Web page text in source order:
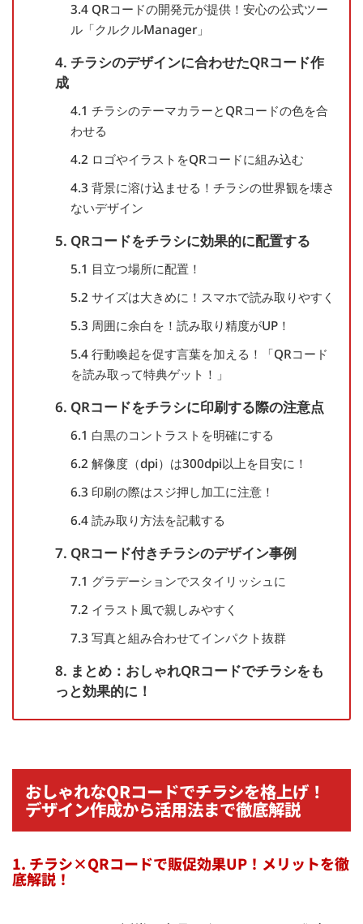
3.4 QRコードの開発元が提供！安心の公式ツー
ル「クルクルManager」
4. チラシのデザインに合わせたQRコード作
成
4.1 チラシのテーマカラーとQRコードの色を合
わせる
4.2 ロゴやイラストをQRコードに組み込む
4.3 背景に溶け込ませる！チラシの世界観を壊さ
ないデザイン
5. QRコードをチラシに効果的に配置する
5.1 目立つ場所に配置！
5.2 サイズは大きめに！スマホで読み取りやすく
5.3 周囲に余白を！読み取り精度がUP！
5.4 行動喚起を促す言葉を加える！「QRコード
を読み取って特典ゲット！」
6. QRコードをチラシに印刷する際の注意点
6.1 白黒のコントラストを明確にする
6.2 解像度（dpi）は300dpi以上を目安に！
6.3 印刷の際はスジ押し加工に注意！
6.4 読み取り方法を記載する
7. QRコード付きチラシのデザイン事例
7.1 グラデーションでスタイリッシュに
7.2 イラスト風で親しみやすく
7.3 写真と組み合わせてインパクト抜群
8. まとめ：おしゃれQRコードでチラシをも
っと効果的に！
おしゃれなQRコードでチラシを格上げ！
デザイン作成から活用法まで徹底解説
1. チラシ×QRコードで販促効果UP！メリットを徹
底解説！